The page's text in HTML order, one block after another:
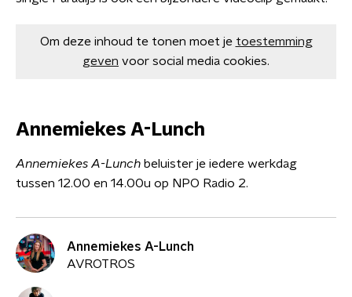
Om deze inhoud te tonen moet je toestemming
geven voor social media cookies.
Annemiekes A-Lunch
Annemiekes A-Lunch beluister je iedere werkdag
tussen 12.00 en 14.00u op NPO Radio 2.
Annemiekes A-Lunch
AVROTROS